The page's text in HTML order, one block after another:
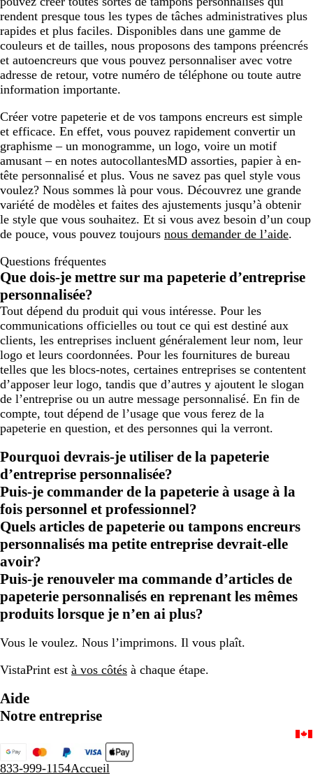
rendent presque tous les types de tâches administratives plus
rapides et plus faciles. Disponibles dans une gamme de
couleurs et de tailles, nous proposons des tampons préencrés
et autoencreurs que vous pouvez personnaliser avec votre
adresse de retour, votre numéro de téléphone ou toute autre
information importante.
Créer votre papeterie et de vos tampons encreurs est simple
et efficace. En effet, vous pouvez rapidement convertir un
graphisme – un monogramme, un logo, voire un motif
amusant – en notes autocollantesMD assorties, papier à en-
tête personnalisé et plus. Vous ne savez pas quel style vous
voulez? Nous sommes là pour vous. Découvrez une grande
variété de modèles et faites des ajustements jusqu’à obtenir
le style que vous souhaitez. Et si vous avez besoin d’un coup
de pouce, vous pouvez toujours nous demander de l’aide.
Questions fréquentes
Que dois-je mettre sur ma papeterie d’entreprise
personnalisée?
Tout dépend du produit qui vous intéresse. Pour les
communications officielles ou tout ce qui est destiné aux
clients, les entreprises incluent généralement leur nom, leur
logo et leurs coordonnées. Pour les fournitures de bureau
telles que les blocs-notes, certaines entreprises se contentent
d’apposer leur logo, tandis que d’autres y ajoutent le slogan
de l’entreprise ou un autre message personnalisé. En fin de
compte, tout dépend de l’usage que vous ferez de la
papeterie en question, et des personnes qui la verront.
Pourquoi devrais-je utiliser de la papeterie
d’entreprise personnalisée?
Puis-je commander de la papeterie à usage à la
fois personnel et professionnel?
Quels articles de papeterie ou tampons encreurs
personnalisés ma petite entreprise devrait-elle
avoir?
Puis-je renouveler ma commande d’articles de
papeterie personnalisés en reprenant les mêmes
produits lorsque je n’en ai plus?
Vous le voulez. Nous l’imprimons. Il vous plaît.
VistaPrint est à vos côtés à chaque étape.
Aide
Notre entreprise
833-999-1154Accueil